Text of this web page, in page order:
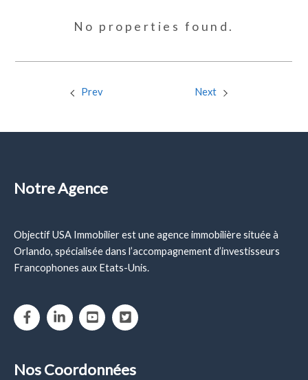
No properties found.
Prev Next
Notre Agence
Objectif USA Immobilier est une agence immobilière située à
Orlando, spécialisée dans l’accompagnement d’investisseurs
Francophones aux Etats-Unis.
Nos Coordonnées